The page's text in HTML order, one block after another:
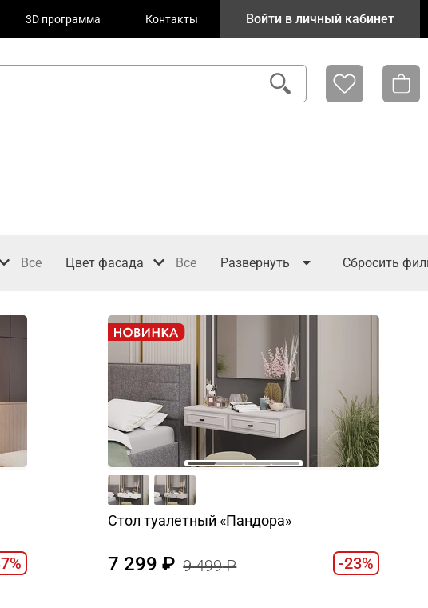
3D программа Контакты Войти в личный кабинет
Все Цвет фасада Все Развернуть Сбросить
Стол туалетный «Пандора»
7 299 9 499 -23%